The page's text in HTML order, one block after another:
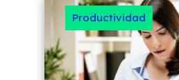
Productividad